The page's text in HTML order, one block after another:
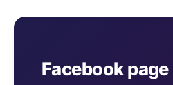
Facebook